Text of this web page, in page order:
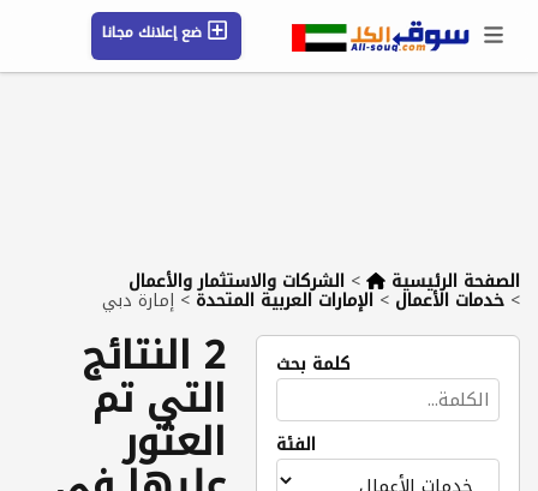
ضع إعلانك مجانا
حسابي / تسجيل
الصفحة الرئيسية > الشركات والاستثمار والأعمال
> خدمات الأعمال > الإمارات العربية المتحدة > إمارة دبي
كلمة بحث
الفئة
2 النتائج
التي تم
العثور